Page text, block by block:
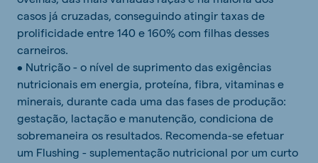
casos já cruzadas, conseguindo atingir taxas de
prolificidade entre 140 e 160% com filhas desses
carneiros.
• Nutrição - o nível de suprimento das exigências
nutricionais em energia, proteína, fibra, vitaminas e
minerais, durante cada uma das fases de produção:
gestação, lactação e manutenção, condiciona de
sobremaneira os resultados. Recomenda-se efetuar
um Flushing - suplementação nutricional por um curto